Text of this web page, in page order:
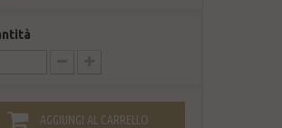
AGGIUNGI AL CARRELLO